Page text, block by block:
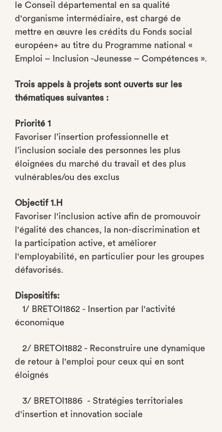
le Conseil départemental en sa qualité
d'organisme intermédiaire, est chargé de
mettre en œuvre les crédits du Fonds social
européen+ au titre du Programme national «
Emploi – Inclusion -Jeunesse – Compétences ».
Trois appels à projets sont ouverts sur les
thématiques suivantes :
Priorité 1
Favoriser l’insertion professionnelle et
l’inclusion sociale des personnes les plus
éloignées du marché du travail et des plus
vulnérables/ou des exclus
Objectif 1.H
Favoriser l'inclusion active afin de promouvoir
l'égalité des chances, la non-discrimination et
la participation active, et améliorer
l'employabilité, en particulier pour les groupes
défavorisés.
Dispositifs:
1/ BRETOI1862 - Insertion par l'activité
économique
2/ BRETOI1882 - Reconstruire une dynamique
de retour à l'emploi pour ceux qui en sont
éloignés
3/ BRETOI1886 - Stratégies territoriales
d'insertion et innovation sociale